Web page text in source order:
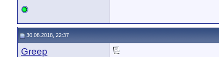
30.08.2018, 22:37
Greep